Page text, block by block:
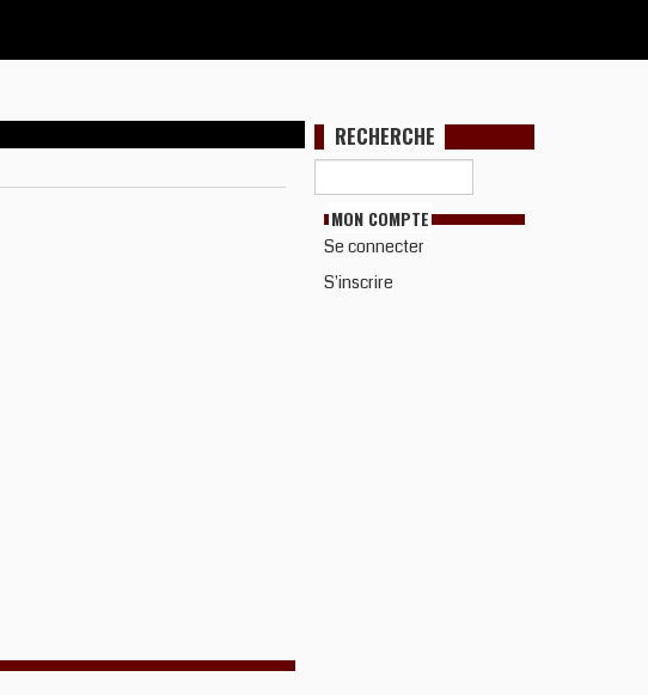
RECHERCHE
MON COMPTE
Se connecter
S'inscrire